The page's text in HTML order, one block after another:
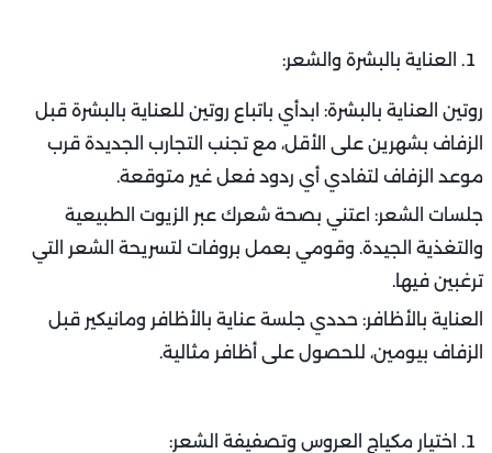
العناية بالبشرة والشعر:
روتين العناية بالبشرة: ابدأي باتباع روتين للعناية بالبشرة قبل
الزفاف بشهرين على الأقل، مع تجنب التجارب الجديدة قرب
موعد الزفاف لتفادي أي ردود فعل غير متوقعة.
جلسات الشعر: اعتني بصحة شعرك عبر الزيوت الطبيعية
والتغذية الجيدة. وقومي بعمل بروفات لتسريحة الشعر التي
ترغبين فيها.
العناية بالأظافر: حددي جلسة عناية بالأظافر ومانيكير قبل
الزفاف بيومين، للحصول على أظافر مثالية.
اختيار مكياج العروس وتصفيفة الشعر: